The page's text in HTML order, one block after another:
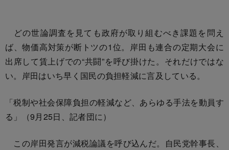
どの世論調査を見ても政府が取り組むべき課題を問え
ば、物価高対策が断トツの1位。岸田も連合の定期大会に
出席して賃上げでの“共闘”を呼び掛けた。それだけではな
い。岸田はいち早く国民の負担軽減に言及している。
「税制や社会保障負担の軽減など、あらゆる手法を動員す
る」（9月25日、記者団に）
この岸田発言が減税論議を呼び込んだ。自民党幹事長、